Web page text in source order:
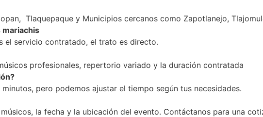
Tlaquepaque y Municipios cercanos como Zapotlanejo,
mariachis
el servicio contratado, el trato es directo.
profesionales, repertorio variado y la duración contratada
pero podemos ajustar el tiempo según tus necesidades.
la fecha y la ubicación del evento. Contáctanos para una